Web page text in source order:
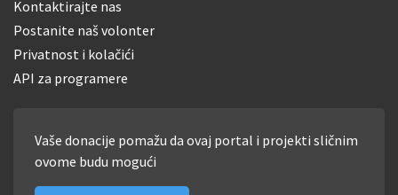
Kontaktirajte nas
Postanite naš volonter
Privatnost i kolačići
API za programere
Vaše donacije pomažu da ovaj portal i projekti sličnim
ovome budu mogući